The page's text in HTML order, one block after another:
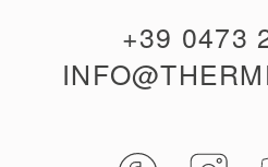
+39 0473